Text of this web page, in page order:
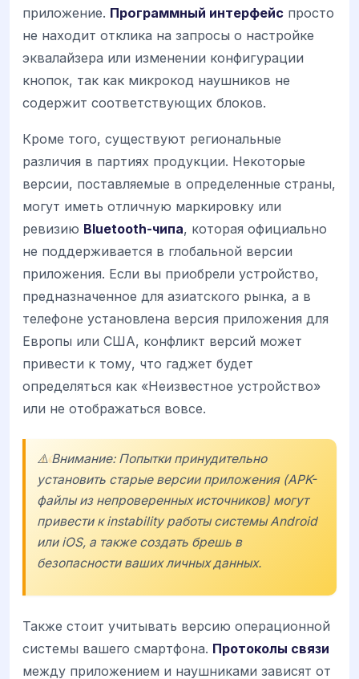
приложение. Программный интерфейс просто
не находит отклика на запросы о настройке
эквалайзера или изменении конфигурации
кнопок, так как микрокод наушников не
содержит соответствующих блоков.
Кроме того, существуют региональные
различия в партиях продукции. Некоторые
версии, поставляемые в определенные страны,
могут иметь отличную маркировку или
ревизию Bluetooth-чипа, которая официально
не поддерживается в глобальной версии
приложения. Если вы приобрели устройство,
предназначенное для азиатского рынка, а в
телефоне установлена версия приложения для
Европы или США, конфликт версий может
привести к тому, что гаджет будет
определяться как «Неизвестное устройство»
или не отображаться вовсе.
⚠️ Внимание: Попытки принудительно
установить старые версии приложения (APK-
файлы из непроверенных источников) могут
привести к instability работы системы Android
или iOS, а также создать брешь в
безопасности ваших личных данных.
Также стоит учитывать версию операционной
системы вашего смартфона. Протоколы связи
между приложением и наушниками зависят от